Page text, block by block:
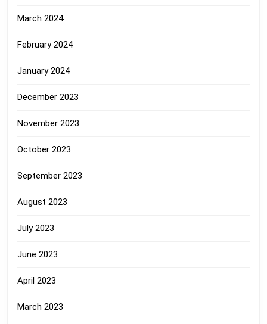
March 2024
February 2024
January 2024
December 2023
November 2023
October 2023
September 2023
August 2023
July 2023
June 2023
April 2023
March 2023